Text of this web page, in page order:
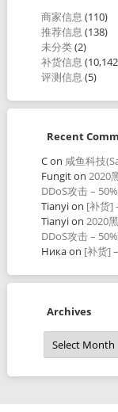
商家信息 (110)
推荐信息 (138)
未分类(2)
补货信息
评测信息 (5)
Recent
Con 咸鱼科技
Fungiton 2020
DDoS攻击 –
Tianyion [补货]
Tianyion 2020
DDoS攻击 –
Никаon [补货]
Archives
Archives